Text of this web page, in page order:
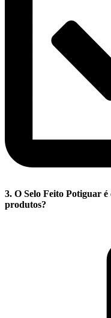
3. O Selo Feito Potiguar
produtos?